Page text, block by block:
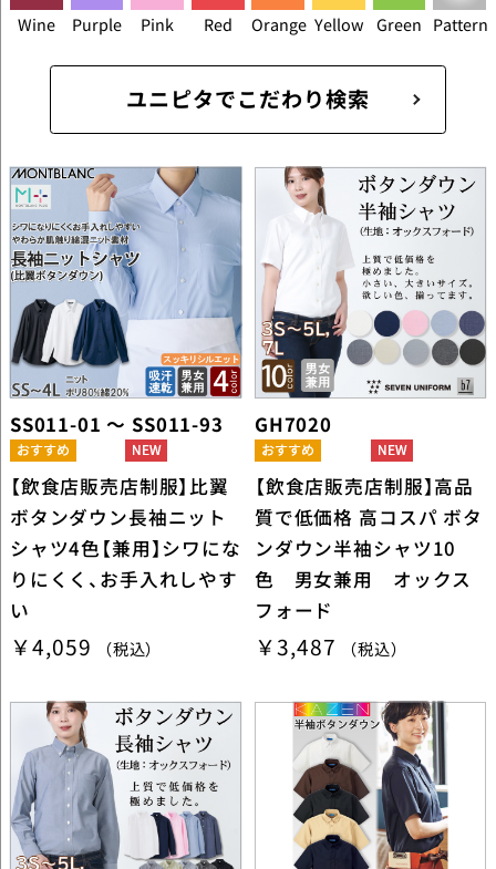
Wine Purple Pink Red Orange Yellow Green Pattern
ユニピタでこだわり検索
SS011-01 ～ SS011-93
【飲食店販売店制服】比翼
ボタンダウン長袖ニット
シャツ4色【兼用】シワにな
りにくく、お手入れしやす
い
￥4,059 （税込）
GH7020
【飲食店販売店制服】高品
質で低価格 高コスパ ボタ
ンダウン半袖シャツ10
色 男女兼用 オックス
フォード
￥3,487 （税込）